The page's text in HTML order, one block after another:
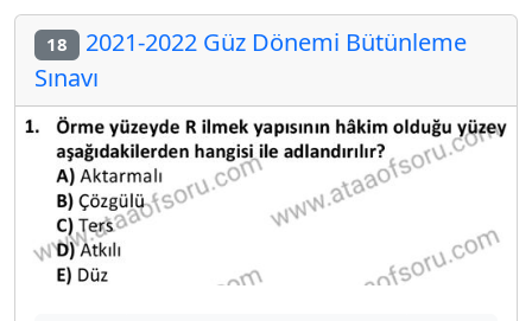
18 2021-2022 Güz Dönemi Bütünleme
Sınavı